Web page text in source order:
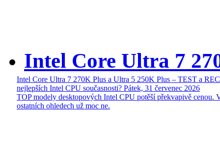
Intel Core Ultra 7
Intel Core Ultra 7 270K Plus a Ultra 5 250K Plus – TEST a
nejlepších Intel CPU současnosti? Pátek, 31 červenec 2026
TOP modely desktopových Intel CPU potěší překvapivě cenou.
ostatních ohledech už moc ne.